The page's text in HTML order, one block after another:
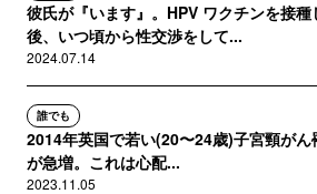
彼氏が『います』。HPV ワクチンを接種
後、いつ頃から性交渉をして...
2024.07.14
誰でも
2014年英国で若い(20〜24歳)子宮頸がん
が急増。これは心配...
2023.11.05